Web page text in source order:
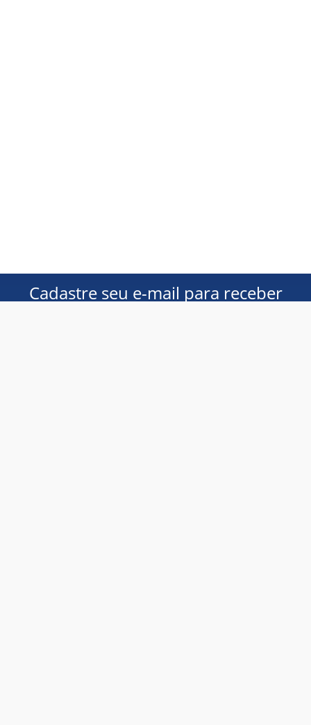
Cadastre seu e-mail para receber
ofertas exclusivas!